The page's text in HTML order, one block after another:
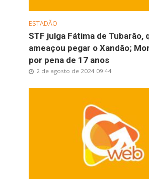
ESTADÃO
STF julga Fátima de Tubarão,
ameaçou pegar o Xandão;
por pena de 17 anos
2 de agosto de 2024 09:44